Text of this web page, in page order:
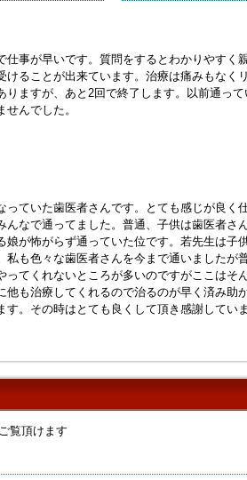
事が早いです。質問をするとわかりやすく
ることが出来ています。治療は痛みもなくリ
ますが、あと2回で終了します。以前通って
んでした。
ていた歯医者さんです。とても感じが良く
なで通ってました。普通、子供は歯医者さ
が怖がらず通っていた位です。若先生は子
も色々な歯医者さんを今まで通いましたが
てくれないところが多いのですがここはそ
も治療してくれるので治るのが早く済み助
。その時はとても良くして頂き感謝していま
覧頂けます